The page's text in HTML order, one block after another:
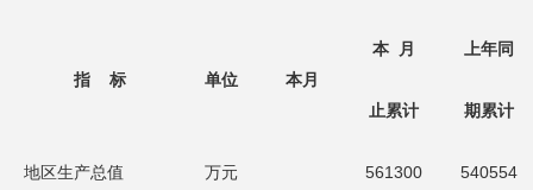
指 标 单位 本月
本 月
止累计
上年同
期累计
地区生产总值 万元 561300 540554